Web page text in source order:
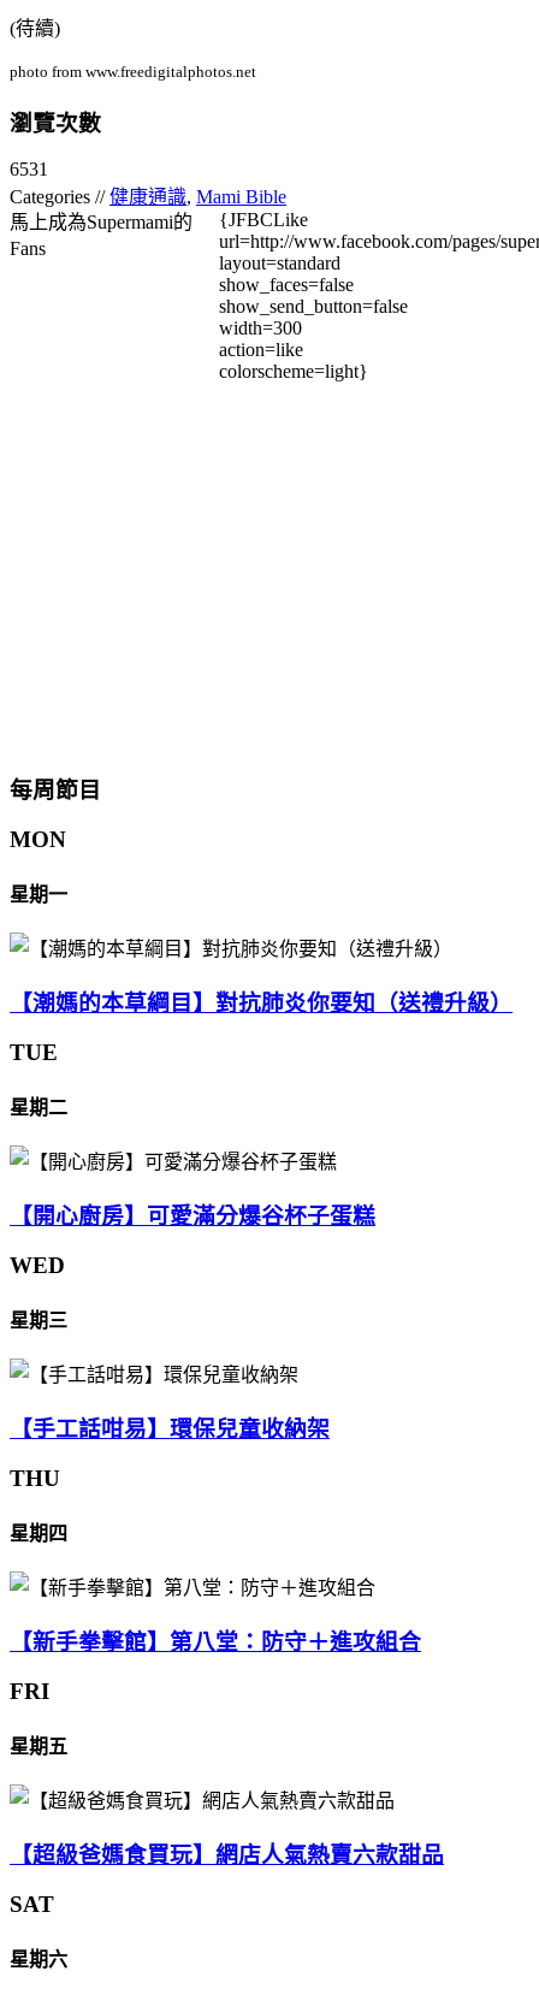
(待續)
photo from www.freedigitalphotos.net
瀏覽次數
6531
Categories //健康通識, Mami Bible
馬上成為Supermami的
Fans
{JFBCLike
url=http://www.facebook.com/pages/
layout=standard
show_faces=false
show_send_button=false
width=300
action=like
colorscheme=light}
每周節目
MON
星期一
【潮媽的本草綱目】對抗肺炎你要知（送禮升級）
TUE
星期二
【開心廚房】可愛滿分爆谷杯子蛋糕
WED
星期三
【手工話咁易】環保兒童收納架
THU
星期四
【新手拳擊館】第八堂：防守＋進攻組合
FRI
星期五
【超級爸媽食買玩】網店人氣熱賣六款甜品
SAT
星期六